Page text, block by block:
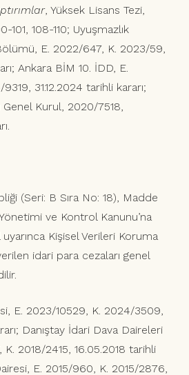
, Yüksek Lisans Tezi,
101, 108-110; Uyuşmazlık
E. 2022/647, K. 2023/59,
Ankara BİM 10. İDD, E.
31.12.2024 tarihli kararı;
Kurul, 2020/7518,
(Seri: B Sıra No: 18), Madde
ve Kontrol Kanunu’na
uyarınca Kişisel Verileri Koruma
idari para cezaları genel
E. 2023/10529, K. 2024/3509,
Danıştay İdari Dava Daireleri
K. 2018/2415, 16.05.2018 tarihli
E. 2015/960, K. 2015/2876,